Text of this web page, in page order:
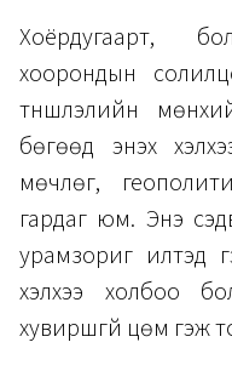
Хоёрдугаарт,
хоорондын
түншлэлийн
бөгөөд энэхүү
мөчлөг,
гардаг юм. Энэ
урамзориг илтэд
хэлхээ холбоо
хувиршгүй цөм гэж